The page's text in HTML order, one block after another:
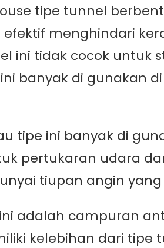
tipe tunnel
menghindari
ini tidak cocok
banyak di gunakan
tipe ini banyak di
pertukaran udara
tiupan angin
ini adalah campuran
kelebihan dari